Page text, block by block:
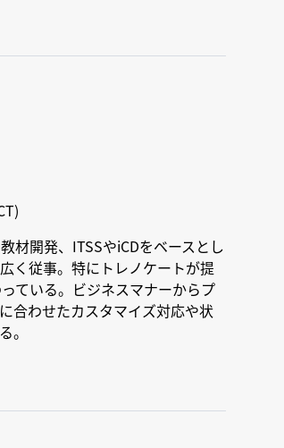
材開発、ITSSやiCDをベースとし
く従事。特にトレノケートが提
ている。ビジネスマナーからプ
合わせたカスタマイズ対応や状
。